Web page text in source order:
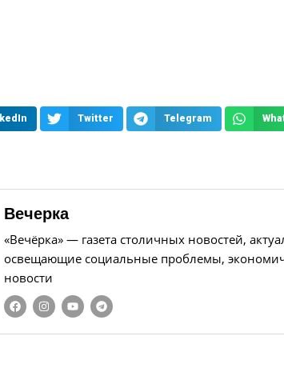
Twitter Telegram
Вечерка
«Вечёрка» — газета столичных новостей,
освещающие социальные проблемы,
новости